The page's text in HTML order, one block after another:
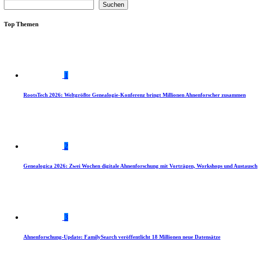
Suchen
Top Themen
1
RootsTech 2026: Weltgrößte Genealogie-Konferenz bringt Millionen Ahnenforscher zusammen
2
Genealogica 2026: Zwei Wochen digitale Ahnenforschung mit Vorträgen, Workshops und Austausch
3
Ahnenforschung-Update: FamilySearch veröffentlicht 18 Millionen neue Datensätze